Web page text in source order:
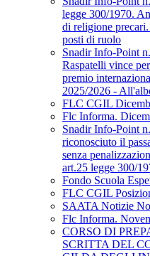
legge 300/1970.
di religione
posti di ruolo
Snadir Info-Point
Raspatelli vince
premio
2025/2026 -
FLC CGIL
Flc Informa.
Snadir Info-Point
riconosciuto il
senza
art.25 legge 300/
Fondo Scuola
FLC CGIL
SAATA Notizie
Flc Informa.
CORSO DI
SCRITTA DEL